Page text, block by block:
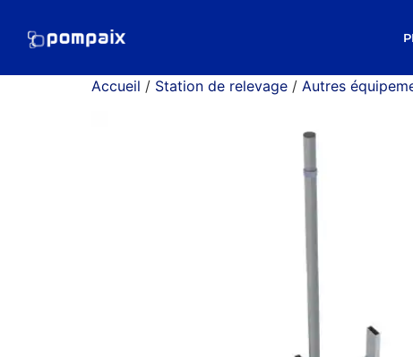
Accueil / Station de relevage / Autres